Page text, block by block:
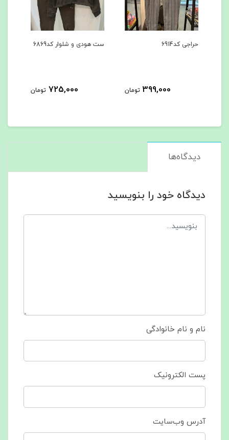
ست هودی و شلوار کد6869
725,000 تومان
ست هودی و شلوار کد6867
725,000 تومان
دیدگاه‌ها
دیدگاه خود را بنویسید
نام و نام خانوادگی
پست الکترونیک
آدرس وب‌سایت